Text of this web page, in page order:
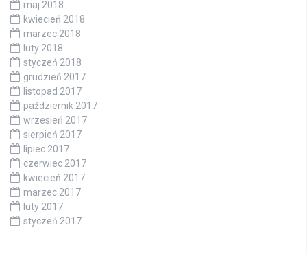
maj 2018
kwiecień 2018
marzec 2018
luty 2018
styczeń 2018
grudzień 2017
listopad 2017
październik 2017
wrzesień 2017
sierpień 2017
lipiec 2017
czerwiec 2017
kwiecień 2017
marzec 2017
luty 2017
styczeń 2017